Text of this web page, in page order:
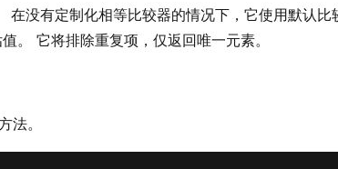
在没有定制化相等比较器的情况下，它使用默认
。 它将排除重复项，仅返回唯一元素。
法。